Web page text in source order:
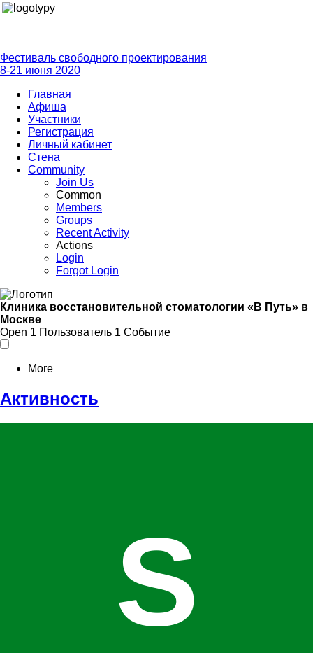
Фестиваль свободного проектирования
8-21 июня 2020
Главная
Афиша
Участники
Регистрация
Личный кабинет
Стена
Community
Join Us
Common
Members
Groups
Recent Activity
Actions
Login
Forgot Login
Клиника восстановительной стоматологии «В Путь» в
Москве
Open 1 Пользователь 1 Событие
More
Активность
S